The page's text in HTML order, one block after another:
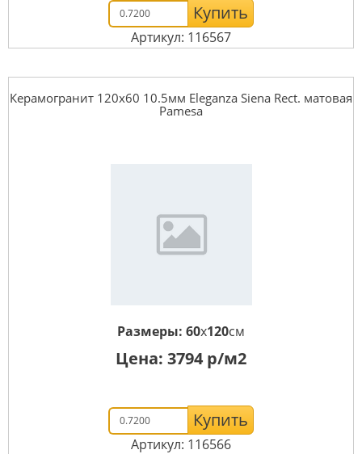
Купить
Артикул: 116567
Керамогранит 120x60 10.5мм Eleganza Siena Rect. матовая
Pamesa
Размеры: 60x120см
Цена: 3794 р/м2
Купить
Артикул: 116566